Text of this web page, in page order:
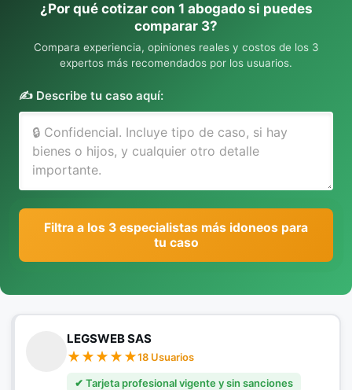
¿Por qué cotizar con 1 abogado si puedes
comparar 3?
Compara experiencia, opiniones reales y costos de los 3
expertos más recomendados por los usuarios.
✍️ Describe tu caso aquí:
Filtra a los 3 especialistas más idoneos para
tu caso
LEGSWEB SAS
18 Usuarios
✔ Tarjeta profesional vigente y sin sanciones